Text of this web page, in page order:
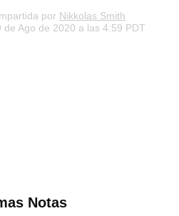
por Nikkolas Smith
Ago de 2020 a las 4:59 PDT
Notas